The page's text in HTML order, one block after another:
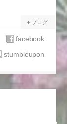
ブログ
facebook
stumbleupon